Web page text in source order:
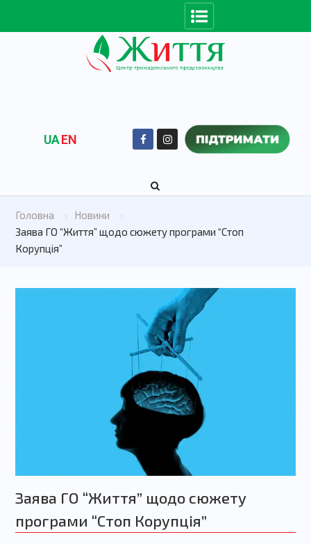
UAEN
Головна
Новини
Заява ГО “Життя” щодо сюжету програми “Стоп
Корупція”
Заява ГО “Життя” щодо сюжету
програми “Стоп Корупція”